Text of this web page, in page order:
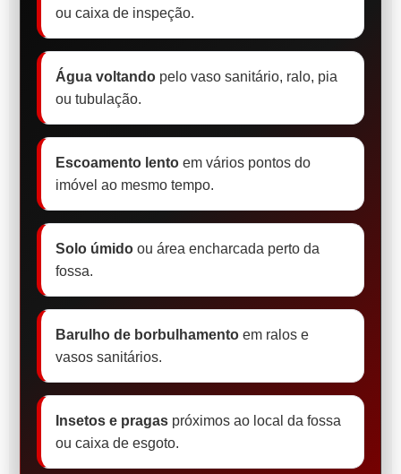
ou caixa de inspeção.
Água voltando pelo vaso sanitário, ralo, pia
ou tubulação.
Escoamento lento em vários pontos do
imóvel ao mesmo tempo.
Solo úmido ou área encharcada perto da
fossa.
Barulho de borbulhamento em ralos e
vasos sanitários.
Insetos e pragas próximos ao local da fossa
ou caixa de esgoto.